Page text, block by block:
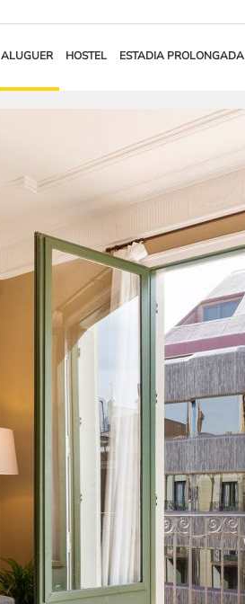
ALUGUER HOSTEL ESTADIA PROLONGADA